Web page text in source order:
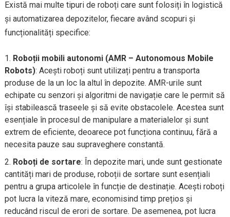
Există mai multe tipuri de roboți care sunt folosiți în logistică
și automatizarea depozitelor, fiecare având scopuri și
funcționalități specifice:
Roboții mobili autonomi (AMR – Autonomous Mobile
Robots): Acești roboți sunt utilizați pentru a transporta
produse de la un loc la altul în depozite. AMR-urile sunt
echipate cu senzori și algoritmi de navigație care le permit să
își stabilească traseele și să evite obstacolele. Acestea sunt
esențiale în procesul de manipulare a materialelor și sunt
extrem de eficiente, deoarece pot funcționa continuu, fără a
necesita pauze sau supraveghere constantă.
Roboți de sortare: În depozite mari, unde sunt gestionate
cantități mari de produse, roboții de sortare sunt esențiali
pentru a grupa articolele în funcție de destinație. Acești roboți
pot lucra la viteză mare, economisind timp prețios și
reducând riscul de erori de sortare. De asemenea, pot lucra